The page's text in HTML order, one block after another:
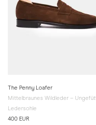
The Penny Loafer
Mittelbraunes Wildleder –
Ledersohle
400 EUR